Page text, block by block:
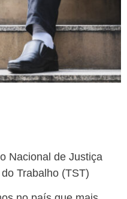
Nacional de Justiça
Trabalho (TST)